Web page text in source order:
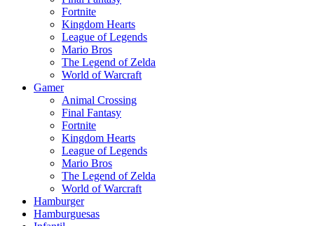
Fortnite
Kingdom Hearts
League of Legends
Mario Bros
The Legend of Zelda
World of Warcraft
Gamer
Animal Crossing
Final Fantasy
Fortnite
Kingdom Hearts
League of Legends
Mario Bros
The Legend of Zelda
World of Warcraft
Hamburger
Hamburguesas